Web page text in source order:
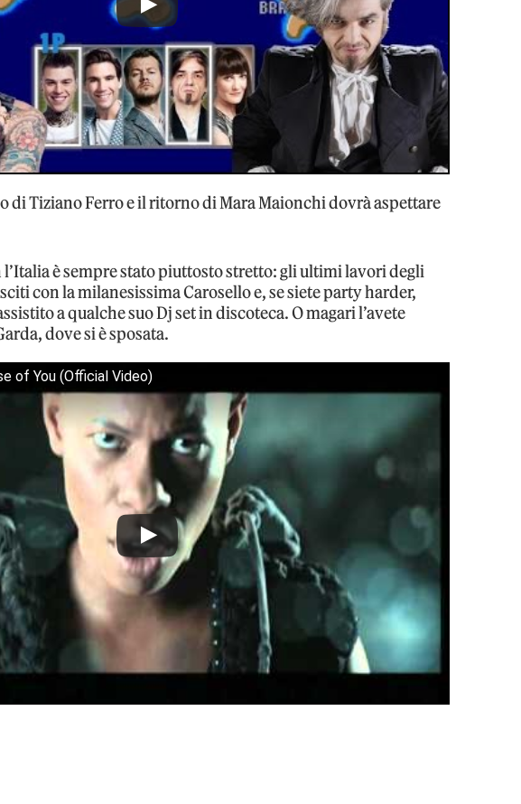
di Tiziano Ferro e il ritorno di Mara Maionchi dovrà aspettare
è sempre stato piuttosto stretto: gli ultimi lavori degli
con la milanesissima Carosello e, se siete party harder,
a qualche suo Dj set in discoteca. O magari l’avete
dove si è sposata.
of You (Official Video)